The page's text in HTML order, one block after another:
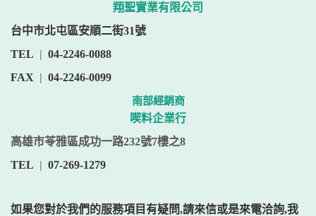
翔聖實業有限公司
台中市北屯區安順二街31號
TEL | 04-2246-0088
FAX | 04-2246-0099
南部經銷商
喫料企業行
高雄市苓雅區成功一路232號7樓之8
TEL | 07-269-1279
如果您對於我們的服務項目有疑問,請來信或是來電洽詢,我